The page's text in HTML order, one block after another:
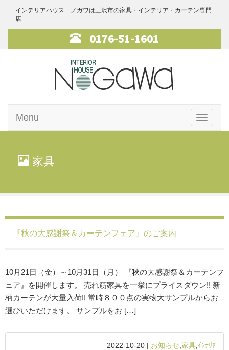
インテリアハウス ノガワは三沢市の家具・インテリア・カーテン専門
店
0176-51-1601
インテリアハ
Toggle
Menu
家具
『秋の大感謝祭＆カーテンフェア』のご案内
10月21日（金）～10月31日（月） 『秋の大感謝祭＆カーテンフ
ェア』を開催します。 売れ筋家具を一挙にプライスダウン!! 新
柄カーテンが大量入荷!! 常時８００点の実物大サンプルからお
選びいただけます。 サンプルをお […]
2022-10-20 | お知らせ 家具 ｲﾝﾃﾘｱ